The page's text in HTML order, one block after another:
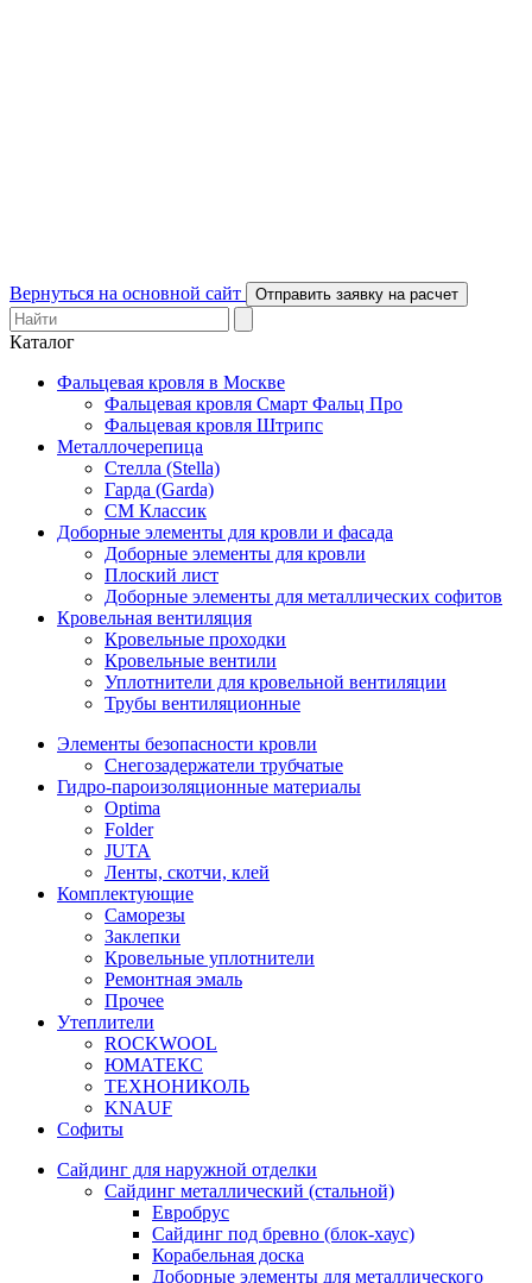
Вернуться на основной сайт Отправить заявку на расчет
Каталог
Фальцевая кровля в Москве
Фальцевая кровля Смарт Фальц Про
Фальцевая кровля Штрипс
Металлочерепица
Стелла (Stella)
Гарда (Garda)
СМ Классик
Доборные элементы для кровли и фасада
Доборные элементы для кровли
Плоский лист
Доборные элементы для металлических софитов
Кровельная вентиляция
Кровельные проходки
Кровельные вентили
Уплотнители для кровельной вентиляции
Трубы вентиляционные
Элементы безопасности кровли
Снегозадержатели трубчатые
Гидро-пароизоляционные материалы
Optima
Folder
JUTA
Ленты, скотчи, клей
Комплектующие
Саморезы
Заклепки
Кровельные уплотнители
Ремонтная эмаль
Прочее
Утеплители
ROCKWOOL
ЮМАТЕКС
ТЕХНОНИКОЛЬ
KNAUF
Софиты
Сайдинг для наружной отделки
Сайдинг металлический (стальной)
Евробрус
Сайдинг под бревно (блок-хаус)
Корабельная доска
Доборные элементы для металлического